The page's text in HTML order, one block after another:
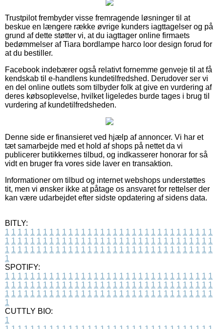
Trustpilot frembyder visse fremragende løsninger til at
beskue en længere række øvrige kunders iagttagelser og på
grund af dette støtter vi, at du iagttager online firmaets
bedømmelser af Tiara bordlampe harco loor design forud for
at du bestiller.
Facebook indebærer også relativt fornemme genveje til at få
kendskab til e-handlens kundetilfredshed. Derudover ser vi
en del online outlets som tilbyder folk at give en vurdering af
deres købsoplevelse, hvilket ligeledes burde tages i brug til
vurdering af kundetilfredsheden.
Denne side er finansieret ved hjælp af annoncer. Vi har et
tæt samarbejde med et hold af shops på nettet da vi
publicerer butikkernes tilbud, og indkasserer honorar for så
vidt en bruger fra vores side laver en transaktion.
Informationer om tilbud og internet webshops understøttes
tit, men vi ønsker ikke at påtage os ansvaret for rettelser der
kan være udarbejdet efter sidste opdatering af sidens data.
BITLY:
1 1 1 1 1 1 1 1 1 1 1 1 1 1 1 1 1 1 1 1 1 1 1 1 1 1 1 1 1 1 1 1 1
1 1 1 1 1 1 1 1 1 1 1 1 1 1 1 1 1 1 1 1 1 1 1 1 1 1 1 1 1 1 1 1 1
1 1 1 1 1 1 1 1 1 1 1 1 1 1 1 1 1 1 1 1 1 1 1 1 1 1 1 1 1 1 1 1 1
1
SPOTIFY:
1 1 1 1 1 1 1 1 1 1 1 1 1 1 1 1 1 1 1 1 1 1 1 1 1 1 1 1 1 1 1 1 1
1 1 1 1 1 1 1 1 1 1 1 1 1 1 1 1 1 1 1 1 1 1 1 1 1 1 1 1 1 1 1 1 1
1 1 1 1 1 1 1 1 1 1 1 1 1 1 1 1 1 1 1 1 1 1 1 1 1 1 1 1 1 1 1 1 1
1
CUTTLY BIO:
1